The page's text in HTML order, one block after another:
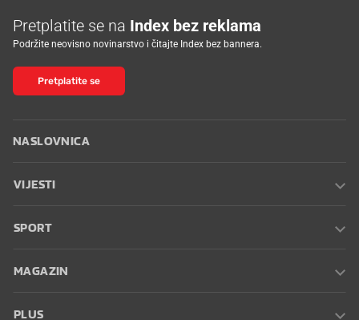
Pretplatite se na Index bez reklama
Podržite neovisno novinarstvo i čitajte Index bez bannera.
Pretplatite se
NASLOVNICA
VIJESTI
SPORT
MAGAZIN
PLUS